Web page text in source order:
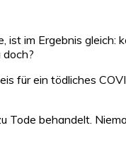
im Ergebnis gleich:
für ein tödliches
behandelt.